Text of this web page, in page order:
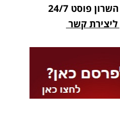
פוסט 24/7
ליצירת קשר